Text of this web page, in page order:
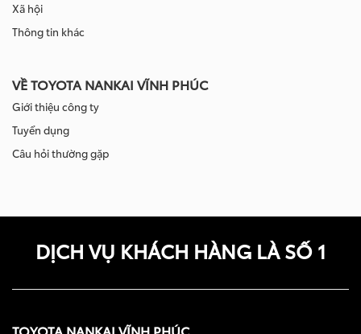
Xã hội
Thông tin khác
VỀ TOYOTA NANKAI VĨNH PHÚC
Giới thiệu công ty
Tuyển dụng
Câu hỏi thường gặp
DỊCH VỤ KHÁCH HÀNG LÀ SỐ 1